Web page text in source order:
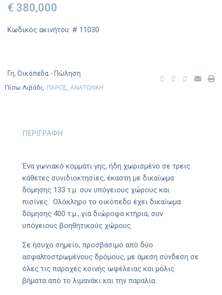
€ 380,000
Κωδικός ακινήτου: # 11030
Γη,Οικόπεδα - Πώληση
Πίσω Λιβάδι, ΠΑΡΟΣ ΑΝΑΤΟΛΙΚΗ
ΠΕΡΙΓΡΑΦΗ
Ένα γωνιακό κομμάτι γης, ήδη χωρισμένο σε τρεις
κάθετες συνιδιοκτησίες, έκαστη με δικαίωμα
δόμησης 133 τ.μ. συν υπόγειους χώρους και
πισίνες. Ολόκληρο το οικόπεδο έχει δικαίωμα
δόμησης 400 τ.μ., για διώροφα κτήρια, συν
υπόγειους βοηθητικούς χώρους.
Σε ήσυχο σημείο, προσβάσιμο από δύο
ασφαλτοστρωμένους δρόμους, με άμεση σύνδεση σε
όλες τις παροχές κοινής ωφέλειας και μόλις
βήματα από το λιμανάκι και την παραλία.